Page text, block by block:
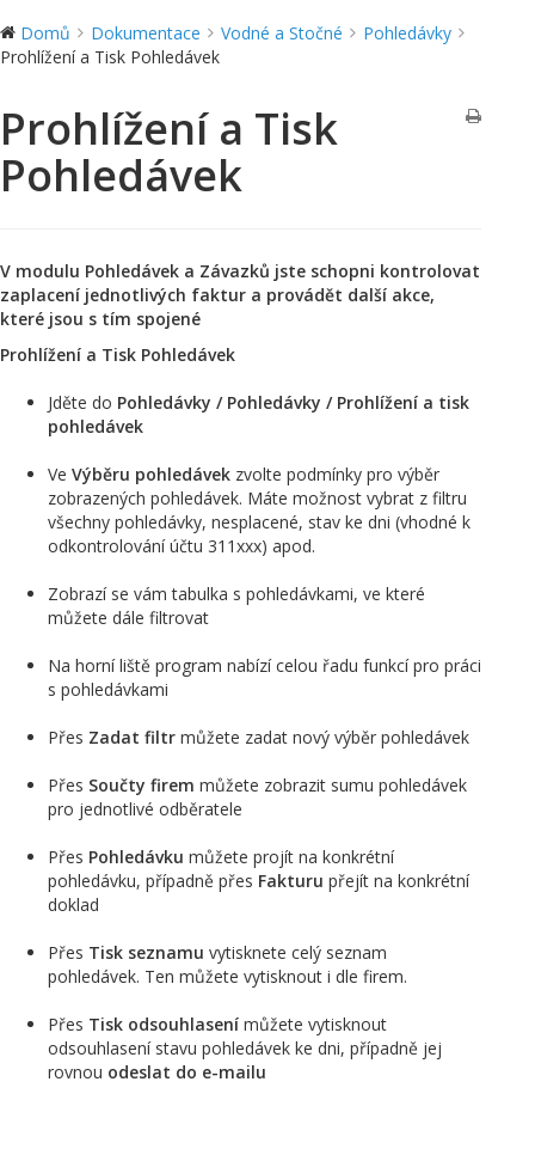
Domů
Dokumentace Vodné a Stočné
Pohledávky
Prohlížení a Tisk Pohledávek
Prohlížení a Tisk
Pohledávek
V modulu Pohledávek a Závazků jste schopni kontrolovat
zaplacení jednotlivých faktur a provádět další akce,
které jsou s tím spojené
Prohlížení a Tisk Pohledávek
Jděte do Pohledávky / Pohledávky / Prohlížení a tisk
pohledávek
Ve Výběru pohledávek zvolte podmínky pro výběr
zobrazených pohledávek. Máte možnost vybrat z filtru
všechny pohledávky, nesplacené, stav ke dni (vhodné k
odkontrolování účtu 311xxx) apod.
Zobrazí se vám tabulka s pohledávkami, ve které
můžete dále filtrovat
Na horní liště program nabízí celou řadu funkcí pro práci
s pohledávkami
Přes Zadat filtr můžete zadat nový výběr pohledávek
Přes Součty firem můžete zobrazit sumu pohledávek
pro jednotlivé odběratele
Přes Pohledávku můžete projít na konkrétní
pohledávku, případně přes Fakturu přejít na konkrétní
doklad
Přes Tisk seznamu vytisknete celý seznam
pohledávek. Ten můžete vytisknout i dle firem.
Přes Tisk odsouhlasení můžete vytisknout
odsouhlasení stavu pohledávek ke dni, případně jej
rovnou odeslat do e-mailu